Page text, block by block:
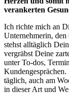
verankerten
Ich richte mich an
Unternehmerin, den
stehst alltäglich
vergräbst Deine
unter To-dos,
täglich, auch am
in dieser Art und